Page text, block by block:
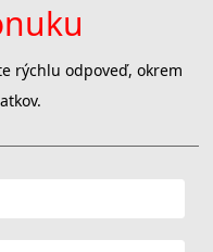
rýchlu odpoveď, okrem